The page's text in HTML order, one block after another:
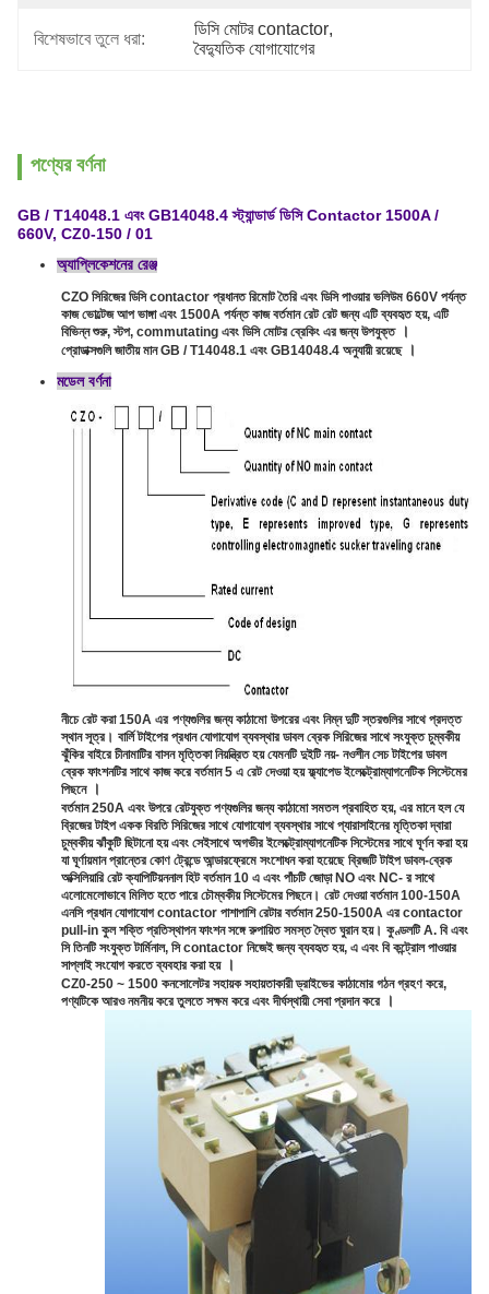
বিশেষভাবে তুলে ধরা:
ডিসি মোটর contactor,
বৈদ্যুতিক যোগাযোগের
পণ্যের বর্ণনা
GB / T14048.1 এবং GB14048.4 স্ট্যান্ডার্ড ডিসি Contactor 1500A /
660V, CZ0-150 / 01
অ্যাপ্লিকেশনের রেঞ্জ
CZO সিরিজের ডিসি contactor প্রধানত রিমোট তৈরি এবং ডিসি পাওয়ার ভলিউম 660V পর্যন্ত
কাজ ভোল্টেজ আপ ভাঙ্গা এবং 1500A পর্যন্ত কাজ বর্তমান রেট রেট জন্য এটি ব্যবহৃত হয়, এটি
বিভিন্ন শুরু, স্টপ, commutating এবং ডিসি মোটর ব্রেকিং এর জন্য উপযুক্ত।
প্রোডাক্সগুলি জাতীয় মান GB / T14048.1 এবং GB14048.4 অনুযায়ী রয়েছে।
মডেল বর্ণনা
নীচে রেট করা 150A এর পণ্যগুলির জন্য কাঠামো উপরের এবং নিম্ন দুটি স্তরগুলির সাথে প্রদত্ত
স্থান সূত্র। বার্লি টাইপের প্রধান যোগাযোগ ব্যবস্থার ডাবল ব্রেক সিরিজের সাথে সংযুক্ত চুম্বকীয়
ঝুঁকির বাইরে চীনামাটির বাসন মৃত্তিকা নিয়ন্ত্রিত হয় যেমনটি দুইটি নয়- নওশীন সেচ টাইপের ডাবল
ব্রেক ফাংশনটির সাথে কাজ করে বর্তমান 5 এ রেট দেওয়া হয় ফ্ল্যাপেড ইলেক্ট্রোম্যাগনেটিক সিস্টেমের
পিছনে।
বর্তমান 250A এবং উপরে রেটযুক্ত পণ্যগুলির জন্য কাঠামো সমতল প্রবাহিত হয়, এর মানে হল যে
ব্রিজের টাইপ একক বিরতি সিরিজের সাথে যোগাযোগ ব্যবস্থার সাথে প্যারাসাইনের মৃত্তিকা দ্বারা
চুম্বকীয় ঝাঁকুটি ছিটানো হয় এবং সেইসাথে অগভীর ইলেক্ট্রোম্যাগনেটিক সিস্টেমের সাথে ঘূর্ণন করা হয়
যা ঘূর্ণায়মান প্রান্তের কোণ ট্রেন্ডে আন্ডারফ্রেমে সংশোধন করা হয়েছে ব্রিজটি টাইপ ডাবল-ব্রেক
অক্সিলিয়ারি রেট ক্যাপিটিয়ননাল হিট বর্তমান 10 এ এবং পাঁচটি জোড়া NO এবং NC- র সাথে
এলোমেলোভাবে মিলিত হতে পারে চৌম্বকীয় সিস্টেমের পিছনে। রেট দেওয়া বর্তমান 100-150A
এনসি প্রধান যোগাযোগ contactor পাশাপাশি রেটার বর্তমান 250-1500A এর contactor
pull-in কুল শক্তি প্রতিস্থাপন ফাংশন সঙ্গে রুপায়িত সমস্ত দ্বৈত ঘুরান হয়। কুণ্ডলটি A. বি এবং
সি তিনটি সংযুক্ত টার্মিনাল, সি contactor নিজেই জন্য ব্যবহৃত হয়, এ এবং বি কন্ট্রোল পাওয়ার
সাপ্লাই সংযোগ করতে ব্যবহার করা হয়।
CZ0-250 ~ 1500 কনসোলেটর সহায়ক সহায়তাকারী ড্রাইভের কাঠামোর গঠন গ্রহণ করে,
পণ্যটিকে আরও নমনীয় করে তুলতে সক্ষম করে এবং দীর্ঘস্থায়ী সেবা প্রদান করে।